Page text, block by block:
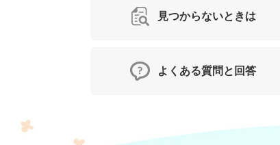
見つからないときは
よくある質問と回答